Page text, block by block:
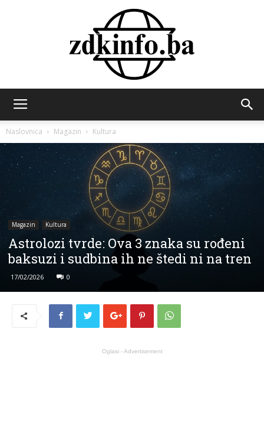
INFO
Naslovnica Magazin Kultura
Magazin Kultura
Astrolozi tvrde: Ova 3 znaka su rođeni
baksuzi i sudbina ih ne štedi ni na tren
17/02/2026 0
Oglasi - Advertisement